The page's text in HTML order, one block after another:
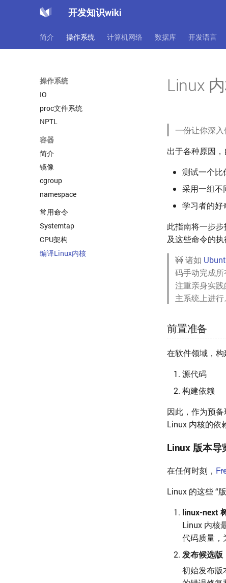
开发知识wiki
简介 操作系统 计算机网络 数据库 开发语言
操作系统
IO
proc文件系统
NPTL
容器
简介
镜像
cgroup
namespace
常用命令
Systemtap
CPU架构
编译Linux内核
Linux
一份让你深入
出于各种原因
测试一个比
采用一组不
学习者的好
此指南将一步
及这些命令的
🚧 诸如
码手动完成所
注重亲身实
主系统上进行
前置准备
在软件领域，构
源代码
构建依赖
因此，作为预
Linux 内核的依
Linux 版本导
在任何时刻，
Linux 的这些 “
linux-next
Linux 内核
代码质量，
发布候选版
初始发布版